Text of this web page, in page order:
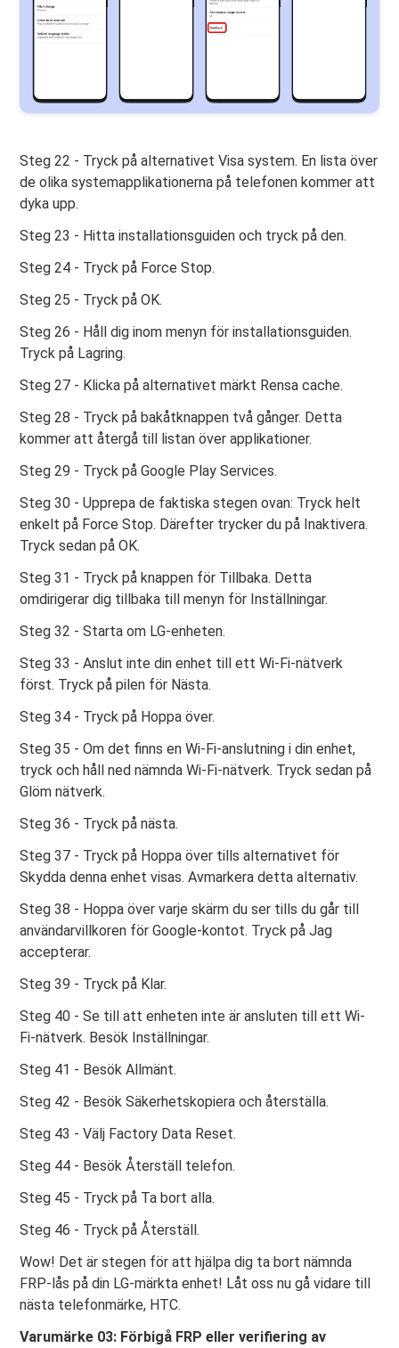
Steg 22 - Tryck på alternativet Visa system. En lista över
de olika systemapplikationerna på telefonen kommer att
dyka upp.
Steg 23 - Hitta installationsguiden och tryck på den.
Steg 24 - Tryck på Force Stop.
Steg 25 - Tryck på OK.
Steg 26 - Håll dig inom menyn för installationsguiden.
Tryck på Lagring.
Steg 27 - Klicka på alternativet märkt Rensa cache.
Steg 28 - Tryck på bakåtknappen två gånger. Detta
kommer att återgå till listan över applikationer.
Steg 29 - Tryck på Google Play Services.
Steg 30 - Upprepa de faktiska stegen ovan: Tryck helt
enkelt på Force Stop. Därefter trycker du på Inaktivera.
Tryck sedan på OK.
Steg 31 - Tryck på knappen för Tillbaka. Detta
omdirigerar dig tillbaka till menyn för Inställningar.
Steg 32 - Starta om LG-enheten.
Steg 33 - Anslut inte din enhet till ett Wi-Fi-nätverk
först. Tryck på pilen för Nästa.
Steg 34 - Tryck på Hoppa över.
Steg 35 - Om det finns en Wi-Fi-anslutning i din enhet,
tryck och håll ned nämnda Wi-Fi-nätverk. Tryck sedan på
Glöm nätverk.
Steg 36 - Tryck på nästa.
Steg 37 - Tryck på Hoppa över tills alternativet för
Skydda denna enhet visas. Avmarkera detta alternativ.
Steg 38 - Hoppa över varje skärm du ser tills du går till
användarvillkoren för Google-kontot. Tryck på Jag
accepterar.
Steg 39 - Tryck på Klar.
Steg 40 - Se till att enheten inte är ansluten till ett Wi-
Fi-nätverk. Besök Inställningar.
Steg 41 - Besök Allmänt.
Steg 42 - Besök Säkerhetskopiera och återställa.
Steg 43 - Välj Factory Data Reset.
Steg 44 - Besök Återställ telefon.
Steg 45 - Tryck på Ta bort alla.
Steg 46 - Tryck på Återställ.
Wow! Det är stegen för att hjälpa dig ta bort nämnda
FRP-lås på din LG-märkta enhet! Låt oss nu gå vidare till
nästa telefonmärke, HTC.
Varumärke 03: Förbigå FRP eller verifiering av